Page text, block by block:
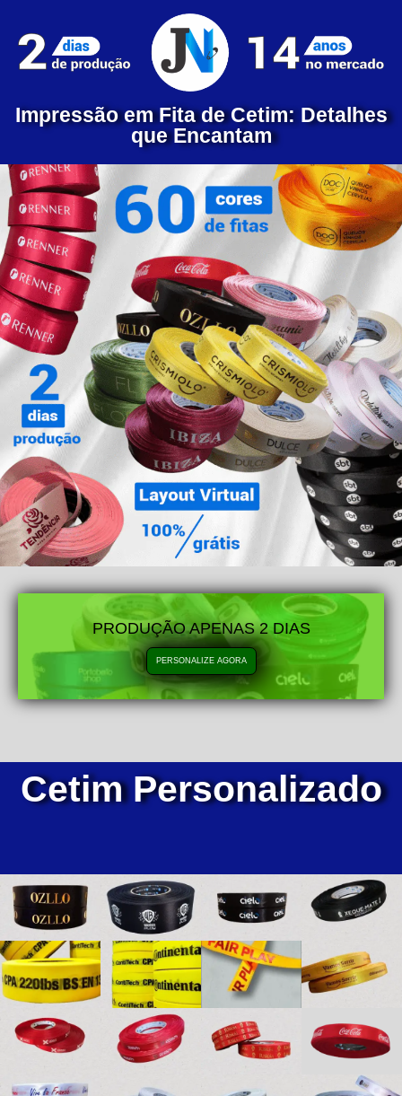
Impressão em Fita de Cetim: Detalhes
que Encantam
PRODUÇÃO APENAS 2 DIAS
PERSONALIZE AGORA
Cetim Personalizado